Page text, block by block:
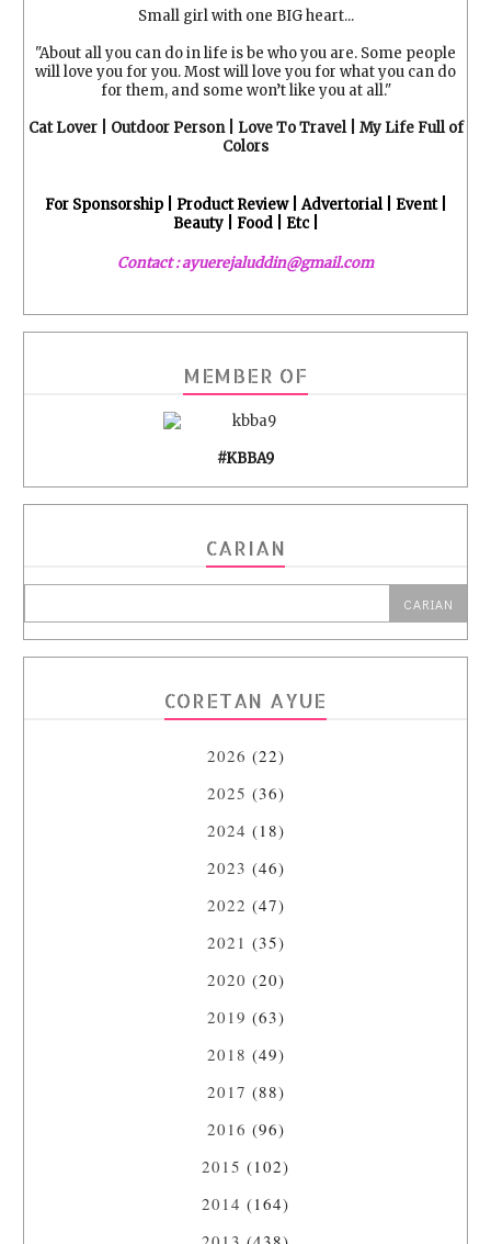
Small girl with one BIG heart...
"About all you can do in life is be who you are. Some people
will love you for you. Most will love you for what you can do
for them, and some won’t like you at all."
Cat Lover | Outdoor Person | Love To Travel | My Life Full of
Colors
For Sponsorship | Product Review | Advertorial | Event |
Beauty | Food | Etc |
Contact : ayuerejaluddin@gmail.com
MEMBER OF
#KBBA9
CARIAN
CORETAN AYUE
2026 (22)
2025 (36)
2024 (18)
2023 (46)
2022 (47)
2021 (35)
2020 (20)
2019 (63)
2018 (49)
2017 (88)
2016 (96)
2015 (102)
2014 (164)